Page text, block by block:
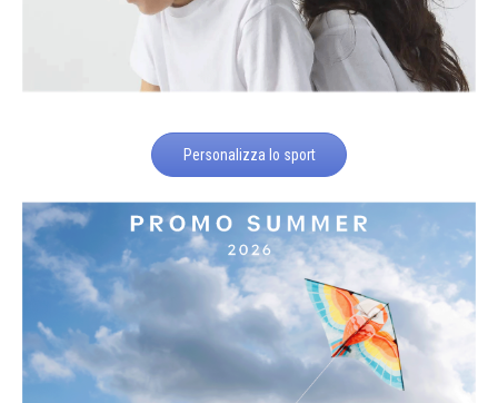
Personalizza lo sport